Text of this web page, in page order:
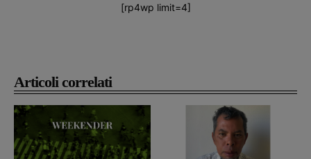
Articoli correlati
[rp4wp limit=4]